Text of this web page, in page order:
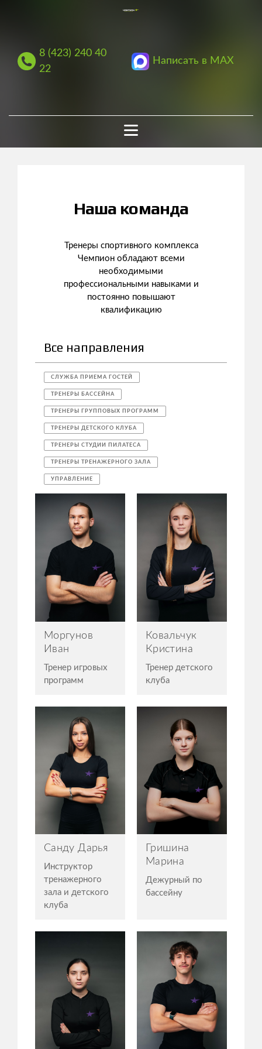
8 (423) 240 40
22
Написать в MAX
Наша команда
Тренеры спортивного комплекса
Чемпион обладают всеми
необходимыми
профессиональными навыками и
постоянно повышают
квалификацию
Все направления
СЛУЖБА ПРИЕМА ГОСТЕЙ
ТРЕНЕРЫ БАССЕЙНА
ТРЕНЕРЫ ГРУППОВЫХ ПРОГРАММ
ТРЕНЕРЫ ДЕТСКОГО КЛУБА
ТРЕНЕРЫ СТУДИИ ПИЛАТЕСА
ТРЕНЕРЫ ТРЕНАЖЕРНОГО ЗАЛА
УПРАВЛЕНИЕ
Моргунов
Иван
Тренер игровых
программ
Ковальчук
Кристина
Тренер детского
клуба
Санду Дарья
Инструктор
тренажерного
зала и детского
клуба
Гришина
Марина
Дежурный по
бассейну